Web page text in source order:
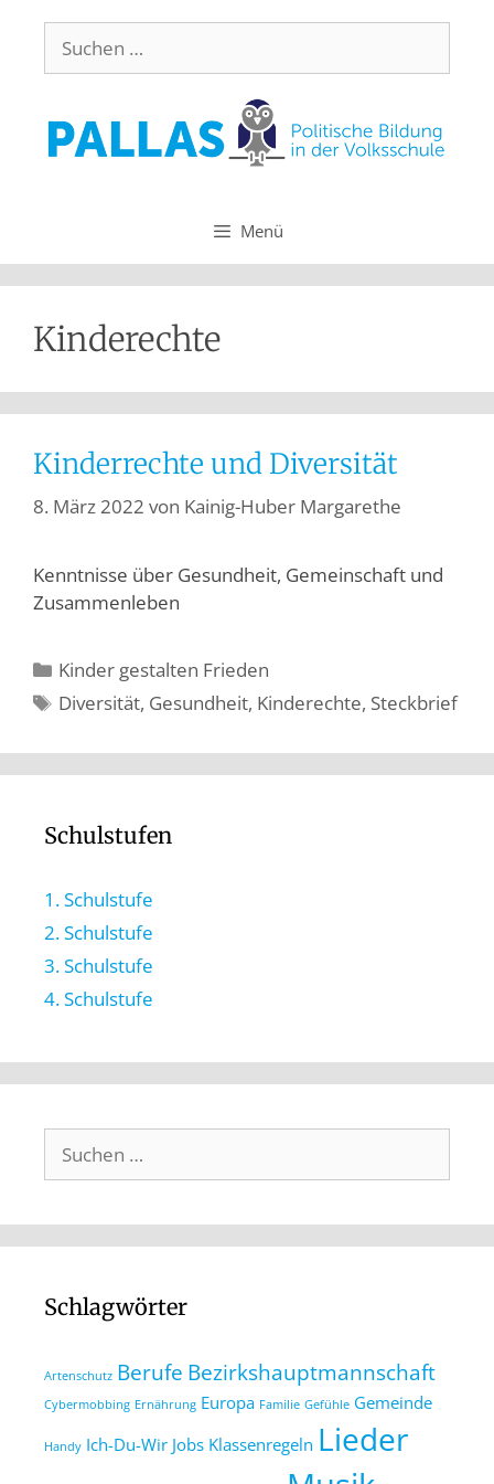
Menü
Kinderechte
Kinderrechte und Diversität
8. März 2022 von Kainig-Huber Margarethe
Kenntnisse über Gesundheit, Gemeinschaft und
Zusammenleben
Kinder gestalten Frieden
Diversität, Gesundheit, Kinderechte, Steckbrief
Schulstufen
1. Schulstufe
2. Schulstufe
3. Schulstufe
4. Schulstufe
Schlagwörter
Artenschutz Berufe Bezirkshauptmannschaft
Cybermobbing Ernährung Europa Familie Gefühle Gemeinde
Handy Ich-Du-Wir Jobs Klassenregeln Lieder